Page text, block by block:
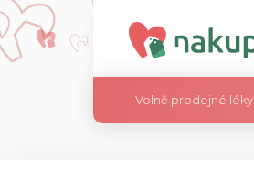
Volně prodejné léky